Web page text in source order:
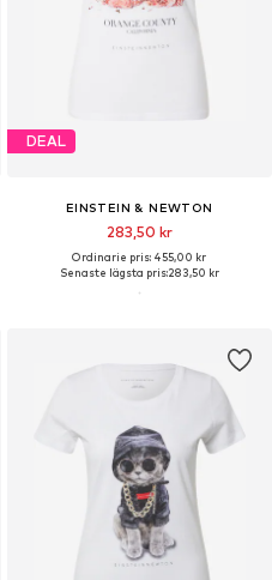
DEAL
EINSTEIN & NEWTON
283,50 kr
Ordinarie pris: 455,00 kr
Senaste lägsta pris:283,50 kr